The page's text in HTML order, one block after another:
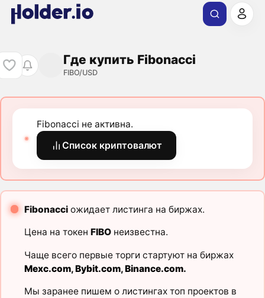
Где купить Fibonacci
FIBO/USD
Fibonacci не активна.
Список криптовалют
Fibonacciожидает листинга на биржах.
Цена на токен FIBOнеизвестна.
Чаще всего первые торги стартуют на биржах
Mexc.com,Bybit.com,Binance.com.
Мы заранее пишем о листингах топ проектов в